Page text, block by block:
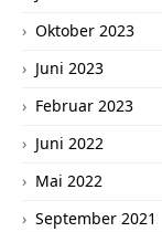
Oktober 2023
Juni 2023
Februar 2023
Juni 2022
Mai 2022
September 2021